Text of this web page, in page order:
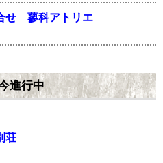
せ 蓼科アトリエ
進行中
荘